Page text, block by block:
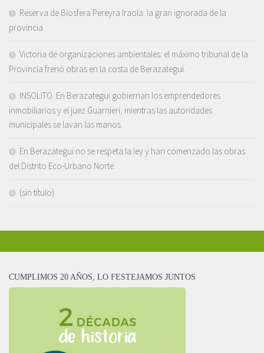
Reserva de Biosfera Pereyra Iraola: la gran ignorada de la
provincia
Victoria de organizaciones ambientales: el máximo tribunal de la
Provincia frenó obras en la costa de Berazategui.
INSOLITO. En Berazategui gobiernan los emprendedores
inmobiliarios y el juez Guarnieri, mientras las autoridades
municipales se lavan las manos.
En Berazategui no se respeta la ley y han comenzado las obras
del Distrito Eco-Urbano Norte.
(sin título)
CUMPLIMOS 20 AÑOS, LO FESTEJAMOS JUNTOS